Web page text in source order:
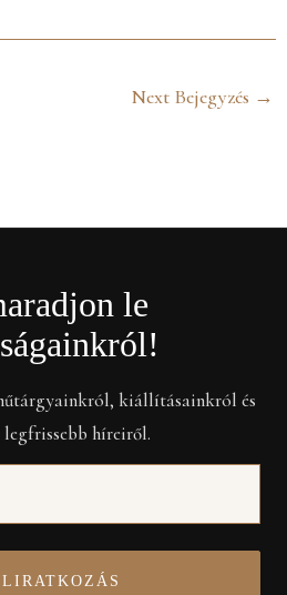
Next Bejegyzés →
le
kiállításainkról és
híreiről.